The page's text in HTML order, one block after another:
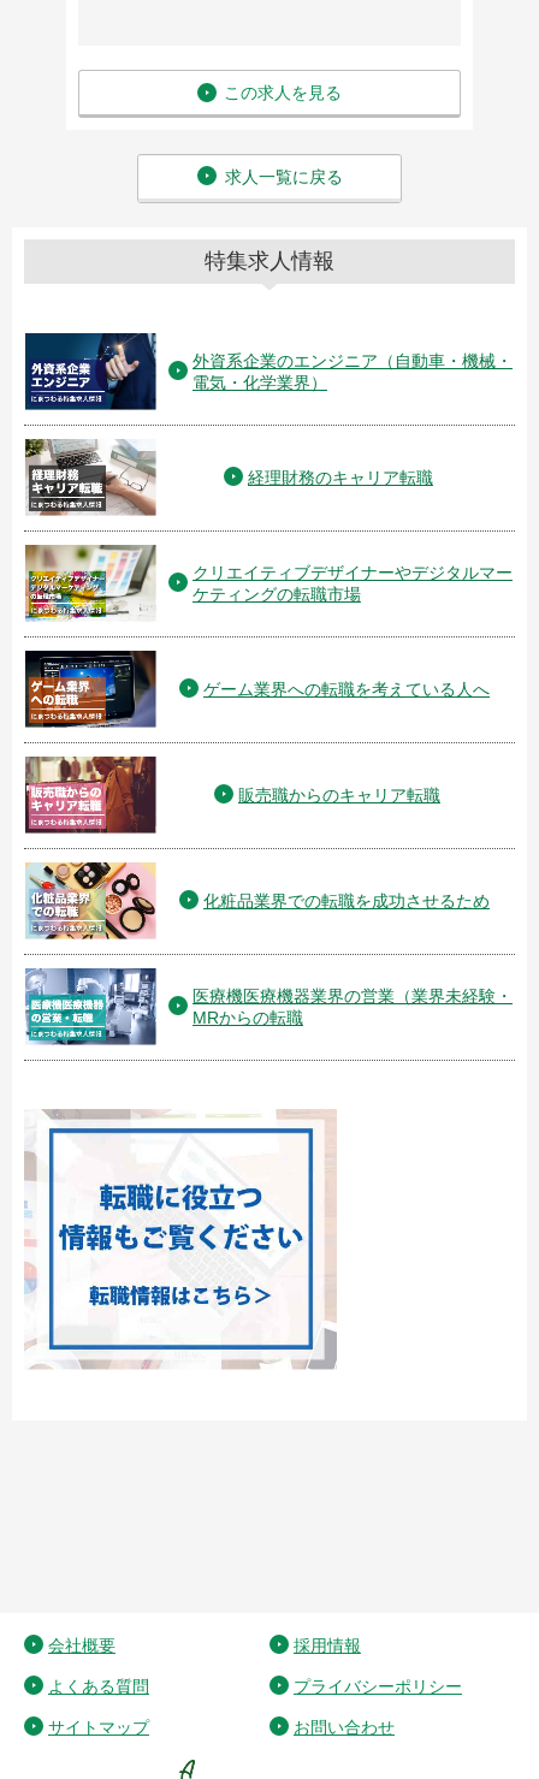
この求人を見る
求人一覧に戻る
特集求人情報
外資系企業のエンジニア（自動車・機械・
電気・化学業界）
経理財務のキャリア転職
クリエイティブデザイナーやデジタルマー
ケティングの転職市場
ゲーム業界への転職を考えている人へ
販売職からのキャリア転職
化粧品業界での転職を成功させるため
医療機医療機器業界の営業（業界未経験・
MRからの転職
会社概要 採用情報
よくある質問 プライバシーポリシー
サイトマップ お問い合わせ